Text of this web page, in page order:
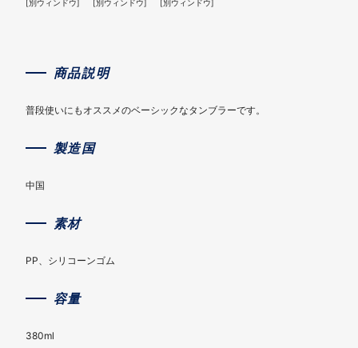
[別ウィンドウ] [別ウィンドウ] [別ウィンドウ]
商品説明
普段使いにもオススメのベーシックなタンブラーです。
製造国
中国
素材
PP、シリコーンゴム
容量
380ml